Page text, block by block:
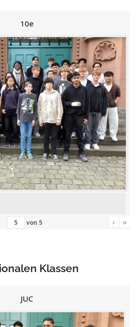
10e
von 5 › »
Klassen
JUC